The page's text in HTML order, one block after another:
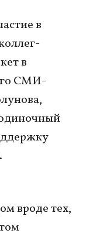
в
в
СМИ-
вроде тех,